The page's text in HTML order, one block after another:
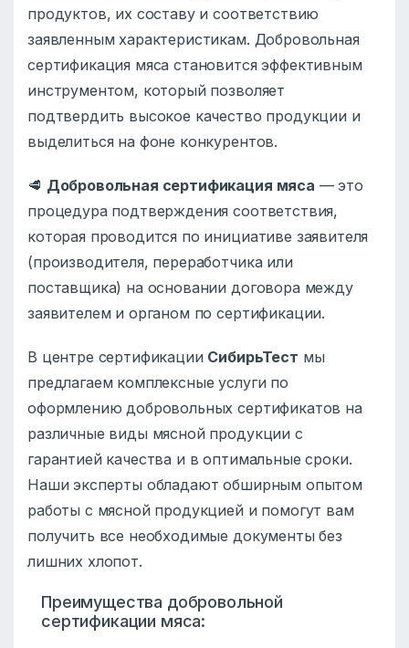
продуктов, их составу и соответствию
заявленным характеристикам. Добровольная
сертификация мяса становится эффективным
инструментом, который позволяет
подтвердить высокое качество продукции и
выделиться на фоне конкурентов.
🥩 Добровольная сертификация мяса — это
процедура подтверждения соответствия,
которая проводится по инициативе заявителя
(производителя, переработчика или
поставщика) на основании договора между
заявителем и органом по сертификации.
В центре сертификации СибирьТест мы
предлагаем комплексные услуги по
оформлению добровольных сертификатов на
различные виды мясной продукции с
гарантией качества и в оптимальные сроки.
Наши эксперты обладают обширным опытом
работы с мясной продукцией и помогут вам
получить все необходимые документы без
лишних хлопот.
Преимущества добровольной
сертификации мяса: